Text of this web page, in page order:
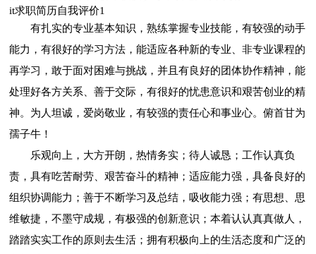
it求职简历自我评价1
有扎实的专业基本知识，熟练掌握专业技能，有较强的动手
能力，有很好的学习方法，能适应各种新的专业、非专业课程的
再学习，敢于面对困难与挑战，并且有良好的团体协作精神，能
处理好各方关系、善于交际，有很好的忧患意识和艰苦创业的精
神。为人坦诚，爱岗敬业，有较强的责任心和事业心。俯首甘为
孺子牛！
乐观向上，大方开朗，热情务实；待人诚恳；工作认真负
责，具有吃苦耐劳、艰苦奋斗的精神；适应能力强，具备良好的
组织协调能力；善于不断学习及总结，吸收能力强；有思想、思
维敏捷，不墨守成规，有极强的创新意识；本着认认真真做人，
踏踏实实工作的原则去生活；拥有积极向上的生活态度和广泛的